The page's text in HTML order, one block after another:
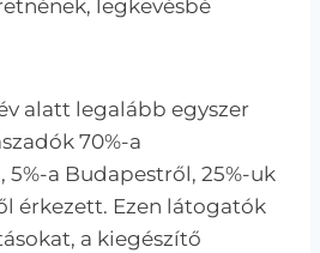
legkevésbé
alatt legalább egyszer
70%-a
5%-a Budapestről, 25%-uk
érkezett. Ezen látogatók
a kiegészítő